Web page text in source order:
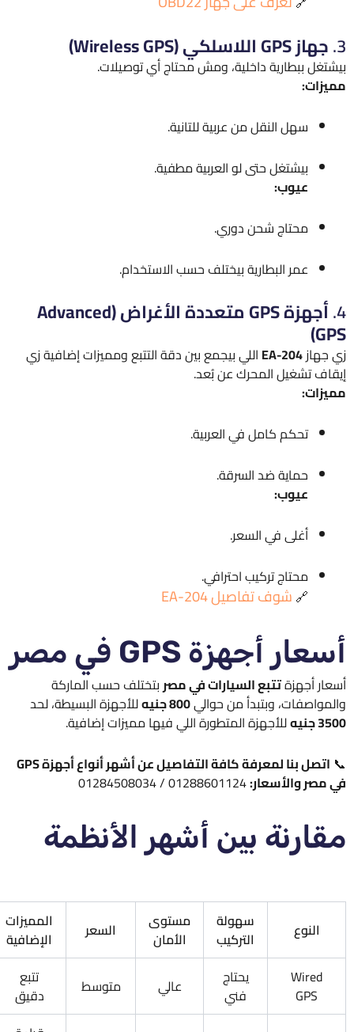
3. جهاز GPS اللاسلكي (Wireless GPS)
بيشتغل ببطارية داخلية، ومش محتاج أي توصيلات.
مميزات:
سهل النقل من عربية للتانية.
بيشتغل حتى لو العربية مطفية.
عيوب:
محتاج شحن دوري.
عمر البطارية بيختلف حسب الاستخدام.
4. أجهزة GPS متعددة الأغراض (Advanced
GPS)
زي جهازEA-204اللي بيجمع بين دقة التتبع ومميزات إضافية زي
إيقاف تشغيل المحرك عن بُعد.
مميزات:
تحكم كامل في العربية.
حماية ضد السرقة.
عيوب:
أغلى في السعر.
محتاج تركيب احترافي.
🔗شوف تفاصيل EA-204
أسعار أجهزة GPS في مصر
أسعار أجهزةتتبع السيارات في مصربتختلف حسب الماركة
والمواصفات، وبتبدأ من حوالي800 جنيه
للأجهزة البسيطة، لحد
3500 جنيه
للأجهزة المتطورة اللي فيها مميزات إضافية.
📞
اتصل بنا لمعرفة كافة التفاصيل عن أشهر أنواع أجهزة GPS
في مصر والأسعار:01288601124 / 01284508034
مقارنة بين أشهر الأنظمة
النوع
سهولة
التركيب
مستوى
الأمان
السعر
المميزات
الإضافية
Wired
GPS
يحتاج
فني
عالي متوسط
تتبع
دقيق